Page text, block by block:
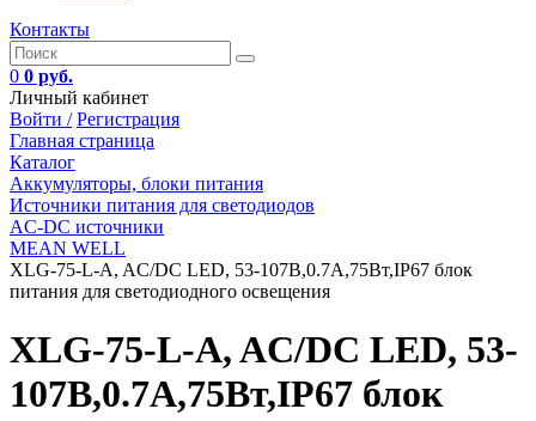
Контакты
0 0 руб.
Личный кабинет
Войти / Регистрация
Главная страница
Каталог
Аккумуляторы, блоки питания
Источники питания для светодиодов
AC-DC источники
MEAN WELL
XLG-75-L-A, AC/DC LED, 53-107В,0.7А,75Вт,IP67 блок
питания для светодиодного освещения
XLG-75-L-A, AC/DC LED, 53-
107В,0.7А,75Вт,IP67 блок